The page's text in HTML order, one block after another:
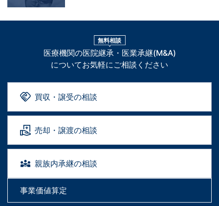
無料相談
医療機関の医院継承・医業承継(M&A)
についてお気軽にご相談ください
買収・譲受の相談
売却・譲渡の相談
親族内承継の相談
事業価値算定